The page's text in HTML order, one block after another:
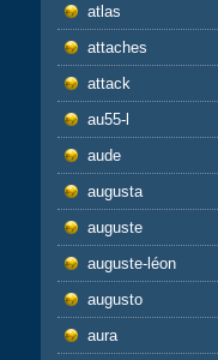
atlas
attaches
attack
au55-l
aude
augusta
auguste
auguste-léon
augusto
aura